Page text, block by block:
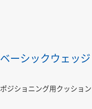
ベーシックウェッジ
ポジショニング用クッション